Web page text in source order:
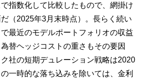
指数化して比較したもので、網掛け
（2025年3月末時点）。長らく続い
最近のモデルポートフォリオの収益
替ヘッジコストの重さもその要因
社の短期デュレーション戦略は2020
一時的な落ち込みを除いては、金利